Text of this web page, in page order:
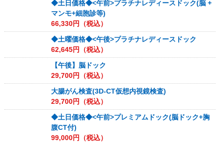
◆土日価格◆<午前>プラチナレディースドック(脳 +
マンモ+細胞診等)
66,330円（税込）
◆土曜価格◆<午後>プラチナレディースドック
62,645円（税込）
【午後】脳ドック
29,700円（税込）
大腸がん検査(3D-CT仮想内視鏡検査)
29,700円（税込）
◆土日価格◆<午前>プレミアムドック(脳ドック+胸
腹CT付)
99,000円（税込）